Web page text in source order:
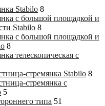
Stabilo 8
с большой площадкой и
Stabilo 8
с большой площадкой и
8
телескопическая с
стремянка Stabilo 8
стремянка с
5
типа 51